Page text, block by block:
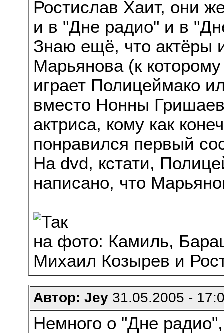
Ростислав Хаит, они
и в "Дне радио" и в
Знаю ещё, что актёры
Марьянова (к
играет Полицеймако
вместо Нонны
актриса, кому как
понравился первый
На dvd, кстати,
написано, что
на фото: Камиль,
Михаил Козырев и
Автор: Jey31.05.2005 -
Немного о "Дне